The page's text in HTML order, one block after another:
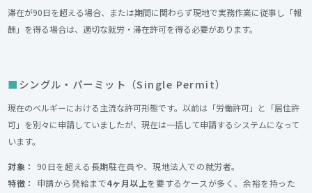
滞在が90日を超える場合、または期間に関わらず現地で実務作業に従事し「報
酬」を得る場合は、適切な就労・滞在許可を得る必要があります。
シングル・パーミット（Single Permit）
現在のベルギーにおける主流な許可形態です。以前は「労働許可」と「居住許
可」を別々に申請していましたが、現在は一括して申請するシステムになって
います。
対象：
90日を超える長期駐在員や、現地法人での就労者。
特徴：
申請から発給まで4ヶ月以上を要するケースが多く、余裕を持った